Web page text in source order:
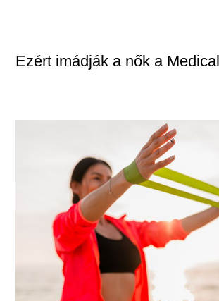
Ezért imádják a nők a